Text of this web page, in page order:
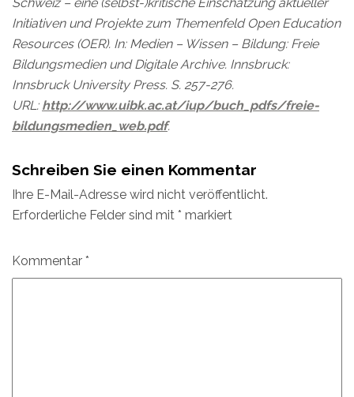
Initiativen und Projekte zum Themenfeld Open Education
Resources (OER). In: Medien – Wissen – Bildung: Freie
Bildungsmedien und Digitale Archive. Innsbruck:
Innsbruck University Press. S. 257-276.
URL: http://www.uibk.ac.at/iup/buch_pdfs/freie-
bildungsmedien_web.pdf.
Schreiben Sie einen Kommentar
Ihre E-Mail-Adresse wird nicht veröffentlicht.
Erforderliche Felder sind mit * markiert
Kommentar *